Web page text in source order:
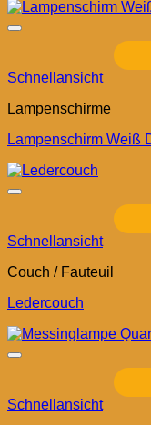
Schnellansicht
Lampenschirme
Lampenschirm Weiß
Schnellansicht
Couch / Fauteuil
Ledercouch
Schnellansicht